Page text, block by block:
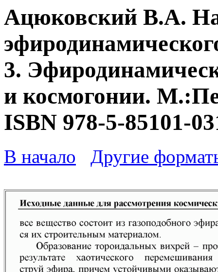
Ацюковский В.А.
3.
и космогонии.
ISBN 978-5-85101-
В начало Другие